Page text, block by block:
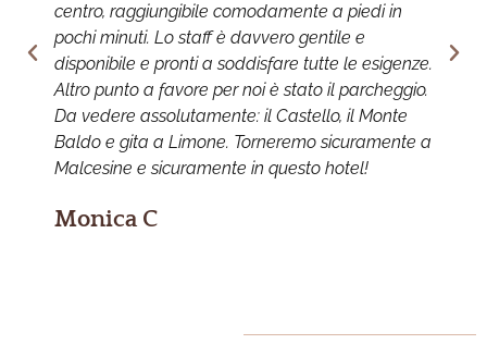
centro, raggiungibile comodamente a piedi in
pochi minuti. Lo staff è davvero gentile e
disponibile e pronti a soddisfare tutte le esigenze.
Altro punto a favore per noi è stato il parcheggio.
Da vedere assolutamente: il Castello, il Monte
Baldo e gita a Limone. Torneremo sicuramente a
Malcesine e sicuramente in questo hotel!
Monica C